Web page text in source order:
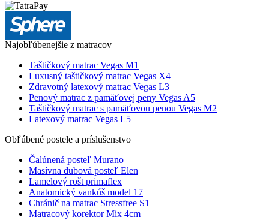
Najobľúbenejšie z matracov
Taštičkový matrac Vegas M1
Luxusný taštičkový matrac Vegas X4
Zdravotný latexový matrac Vegas L3
Penový matrac z pamäťovej peny Vegas A5
Taštičkový matrac s pamäťovou penou Vegas M2
Latexový matrac Vegas L5
Obľúbené postele a príslušenstvo
Čalúnená posteľ Murano
Masívna dubová posteľ Elen
Lamelový rošt primaflex
Anatomický vankúš model 17
Chránič na matrac Stressfree S1
Matracový korektor Mix 4cm